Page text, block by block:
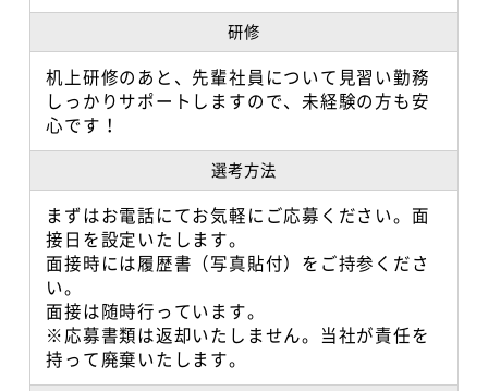
研修
机上研修のあと、先輩社員について見習い勤務
しっかりサポートしますので、未経験の方も安
心です！
選考方法
まずはお電話にてお気軽にご応募ください。面
接日を設定いたします。
面接時には履歴書（写真貼付）をご持参くださ
い。
面接は随時行っています。
※応募書類は返却いたしません。当社が責任を
持って廃棄いたします。